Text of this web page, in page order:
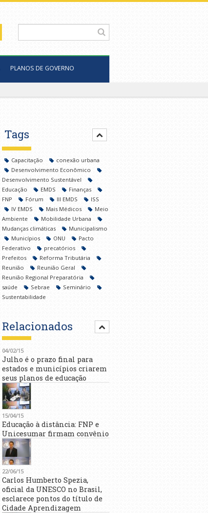
PLANOS DE GOVERNO
Tags
Capacitação
conexão urbana
Desenvolvimento Econômico
Desenvolvimento Sustentável
Educação
EMDS
Finanças
FNP
Fórum III EMDS
ISS
IV EMDS
Mais Médicos
Meio
Ambiente
Mobilidade Urbana
Mudanças climáticas
Municipalismo
Municípios
ONU
Pacto
Federativo
precatórios
Prefeitos
Reforma Tributária
Reunião
Reunião Geral
Reunião Regional Preparatória
saúde
Sebrae
Seminário
Sustentabilidade
Relacionados
04/02/15
Julho é o prazo final para
estados e municípios criarem
seus planos de educação
15/04/15
Educação à distância: FNP e
Unicesumar firmam convênio
22/06/15
Carlos Humberto Spezia,
oficial da UNESCO no Brasil,
esclarece pontos do título de
Cidade Aprendizagem